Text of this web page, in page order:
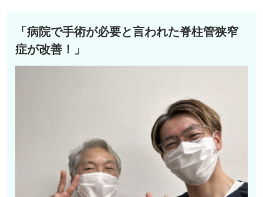
「病院で手術が必要と言われた脊柱管狭窄
症が改善！」